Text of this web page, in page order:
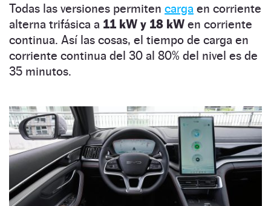
Todas las versiones permiten carga en corriente
alterna trifásica a 11 kW y 18 kW en corriente
continua. Así las cosas, el tiempo de carga en
corriente continua del 30 al 80% del nivel es de
35 minutos.